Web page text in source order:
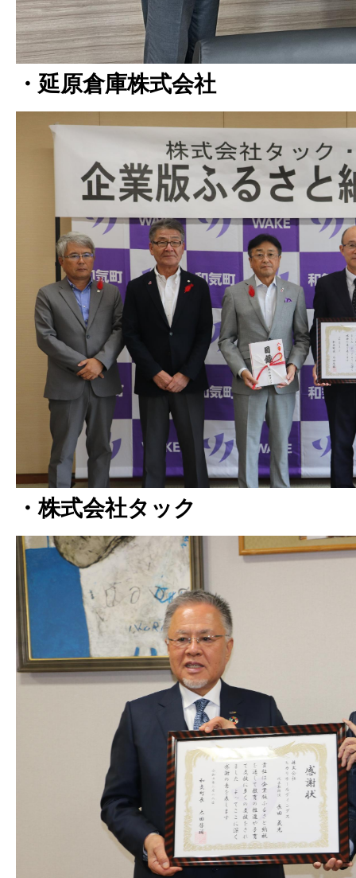
・延原倉庫株式会社
・株式会社タック